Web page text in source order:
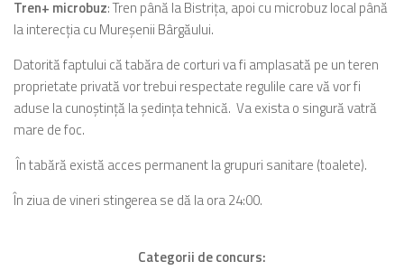
Tren+ microbuz: Tren până la Bistriţa, apoi cu microbuz local până
la interecţia cu Mureşenii Bârgăului.
Datorită faptului că tabăra de corturi va fi amplasată pe un teren
proprietate privată vor trebui respectate regulile care vă vor fi
aduse la cunoştinţă la şedinţa tehnică. Va exista o singură vatră
mare de foc.
În tabără există acces permanent la grupuri sanitare (toalete).
În ziua de vineri stingerea se dă la ora 24:00.
Categorii de concurs: